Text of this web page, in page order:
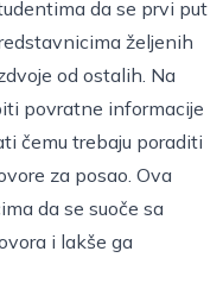
da se prvi put
željenih
od ostalih. Na
povratne informacije
čemu trebaju poraditi
za posao. Ova
da se suoče sa
i lakše ga